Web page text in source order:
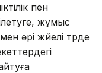
пен
жұмыс
әрі жүйелі түрде